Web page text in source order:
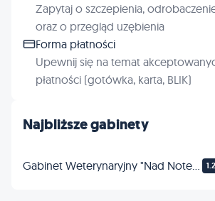
Najbliższe gabinety
Zapytaj o szczepienia,
oraz o przegląd uzębienia
Forma płatności
Upewnij się na temat
płatności (gotówka, karta, BLIK)